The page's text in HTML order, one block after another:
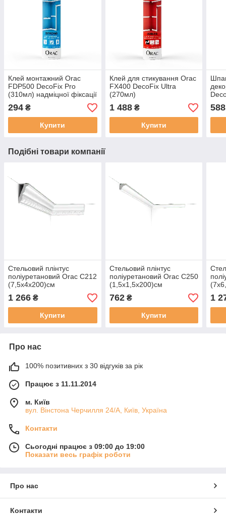
Клей монтажний Orac
FDP500 DecoFix Pro
(310мл) надміцної фіксації
294 ₴
Купити
Клей для стикування Orac
FX400 DecoFix Ultra
(270мл)
1 488₴
Купити
588
Подібні товари компанії
Стельовий плінтус
поліуретановий Orac C212
(7,5х4х200)см
1 266 ₴
Купити
Стельовий плінтус
поліуретановий Orac C250
(1,5х1,5х200)см
762₴
Купити
1
Про нас
100% позитивних з 30 відгуків за рік
Працює з 11.11.2014
м. Київ
вул. Вінстона Черчилля 24/А, Київ, Україна
Контакти
Сьогодні працює з 09:00 до 19:00
Показати весь графік роботи
Про нас
Контакти